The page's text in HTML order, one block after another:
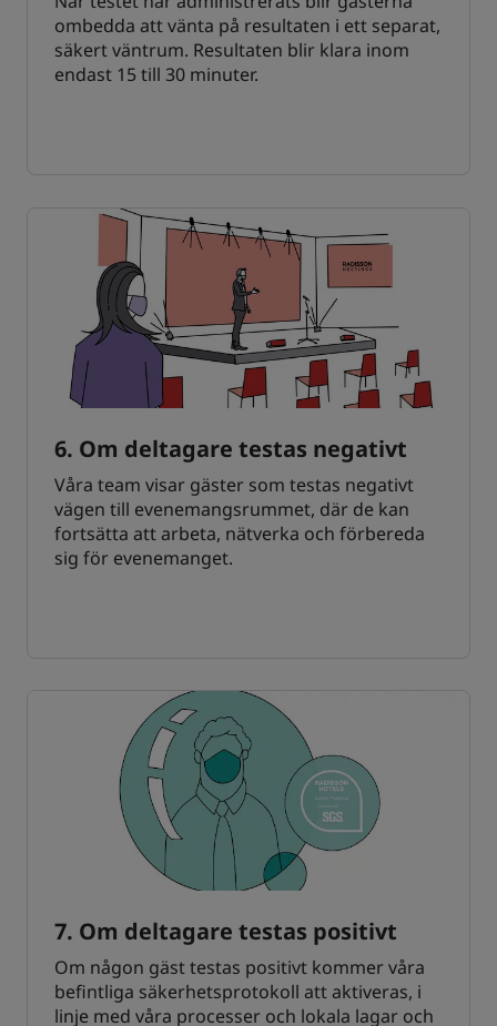
ombedda att vänta på resultaten i ett separat,
säkert väntrum. Resultaten blir klara inom
endast 15 till 30 minuter.
6. Om deltagare testas negativt
Våra team visar gäster som testas negativt
vägen till evenemangsrummet, där de kan
fortsätta att arbeta, nätverka och förbereda
sig för evenemanget.
7. Om deltagare testas positivt
Om någon gäst testas positivt kommer våra
befintliga säkerhetsprotokoll att aktiveras, i
linje med våra processer och lokala lagar och